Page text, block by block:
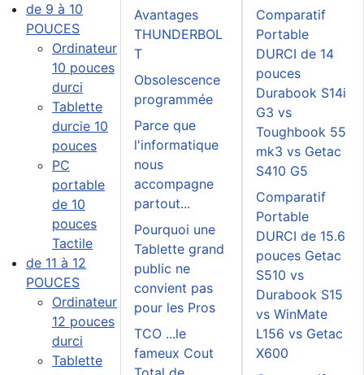
de 9 à 10
POUCES
Ordinateur
10 pouces
durci
Tablette
durcie 10
pouces
PC
portable
de 10
pouces
Tactile
de 11 à 12
POUCES
Ordinateur
12 pouces
durci
Tablette
Avantages
THUNDERBOL
T
Obsolescence
programmée
Parce que
l'informatique
nous
accompagne
partout...
Pourquoi une
Tablette grand
public ne
convient pas
pour les Pros
TCO ...le
fameux Cout
Comparatif
Portable
DURCI de 14
pouces
Durabook S14i
G3 vs
Toughbook 55
mk3 vs Getac
S410 G5
Comparatif
Portable
DURCI de 15.6
pouces Getac
S510 vs
Durabook S15
vs WinMate
L156 vs Getac
X600